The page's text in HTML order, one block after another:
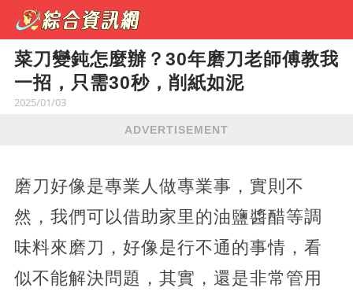
菜刀變鈍怎麼辦？30年磨刀老師傅教我
一招，只需30秒，削紙如泥
2025/01/03
ADVERTISEMENT
磨刀好像是專業人做專業事，實則不
然，我們可以借助家里的油鹽醬醋等調
味料來磨刀，好像是行不通的事情，看
似不能解決問題，其實，還是非常管用